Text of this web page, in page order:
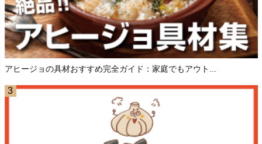
アヒージョの具材おすすめ完全ガイド：家庭でもアウト...